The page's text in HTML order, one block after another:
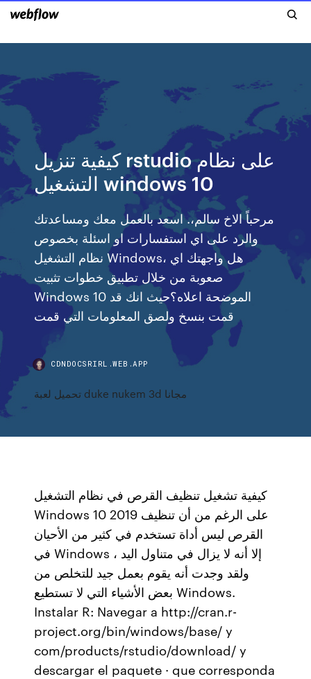
كيفية تنزيل rstudio على نظام
التشغيل windows 10
مرحباً الاخ سالم،. اسعد بالعمل معك ومساعدتك
والرد على اي استفسارات او اسئلة بخصوص
نظام التشغيل Windows، هل واجهتك اي
صعوبة من خلال تطبيق خطوات تثبيت
Windows 10 الموضحة اعلاه؟حيث انك قد
قمت بنسخ ولصق المعلومات التي قمت
CDNDOCSRIRL.WEB.APP
تحميل لعبة duke nukem 3d مجانا
كيفية تشغيل تنظيف القرص في نظام التشغيل
Windows 10 2019 على الرغم من أن تنظيف
القرص ليس أداة تستخدم في كثير من الأحيان
في Windows ، إلا أنه لا يزال في متناول اليد
ولقد وجدت أنه يقوم بعمل جيد للتخلص من
بعض الأشياء التي لا تستطيع Windows.
Instalar R: Navegar a http://cran.r-
project.org/bin/windows/base/ y
com/products/rstudio/download/ y
descargar el paquete · que corresponda